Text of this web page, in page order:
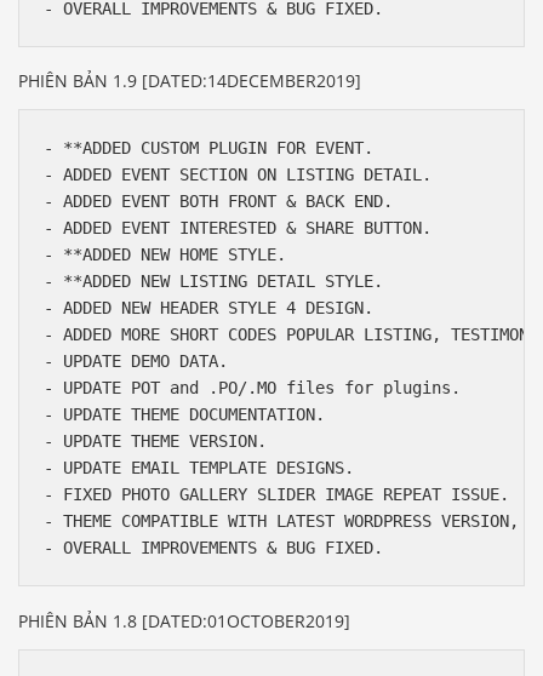
PHIÊN BẢN 1.9 [DATED:14DECEMBER2019]
- **ADDED CUSTOM PLUGIN FOR EVENT.
- ADDED EVENT SECTION ON LISTING DETAIL.
- ADDED EVENT BOTH FRONT & BACK END.
- ADDED EVENT INTERESTED & SHARE BUTTON.
- **ADDED NEW HOME STYLE.
- **ADDED NEW LISTING DETAIL STYLE.
- ADDED NEW HEADER STYLE 4 DESIGN.
- ADDED MORE SHORT CODES POPULAR LISTING,
- UPDATE DEMO DATA.
- UPDATE POT and .PO/.MO files for plugins.
- UPDATE THEME DOCUMENTATION.
- UPDATE THEME VERSION.
- UPDATE EMAIL TEMPLATE DESIGNS.
- FIXED PHOTO GALLERY SLIDER IMAGE REPEAT ISSUE.
- THEME COMPATIBLE WITH LATEST WORDPRESS VERSION,
PHIÊN BẢN 1.8 [DATED:01OCTOBER2019]